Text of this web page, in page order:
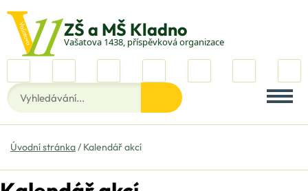
Vašatova 1438, příspěvková organizace
Úvodní stránka Kalendář akcí